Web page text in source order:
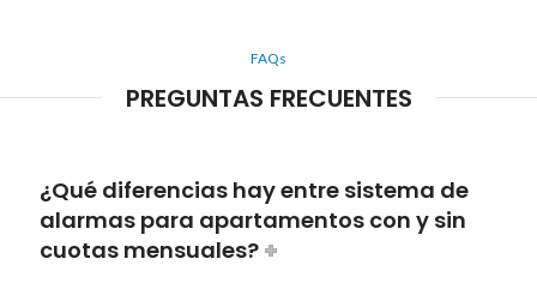
FAQs
PREGUNTAS FRECUENTES
¿Qué diferencias hay entre sistema de
alarmas para apartamentos con y sin
cuotas mensuales?